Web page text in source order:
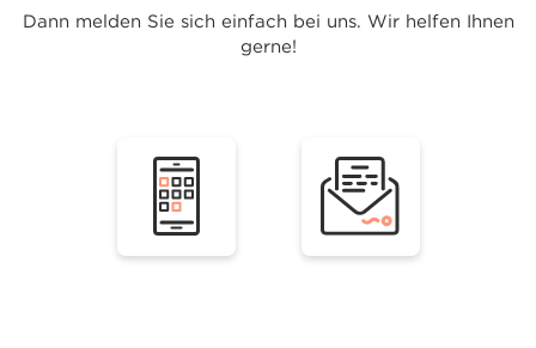
Dann melden Sie sich einfach bei uns. Wir helfen Ihnen
gerne!